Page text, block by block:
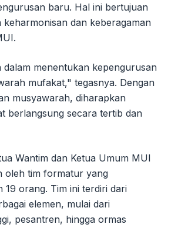
baru. Hal ini bertujuan
keharmonisan dan keberagaman
dalam menentukan kepengurusan
mufakat," tegasnya. Dengan
musyawarah, diharapkan
berlangsung secara tertib dan
Wantim dan Ketua Umum MUI
oleh tim formatur yang
19 orang. Tim ini terdiri dari
elemen, mulai dari
pesantren, hingga ormas